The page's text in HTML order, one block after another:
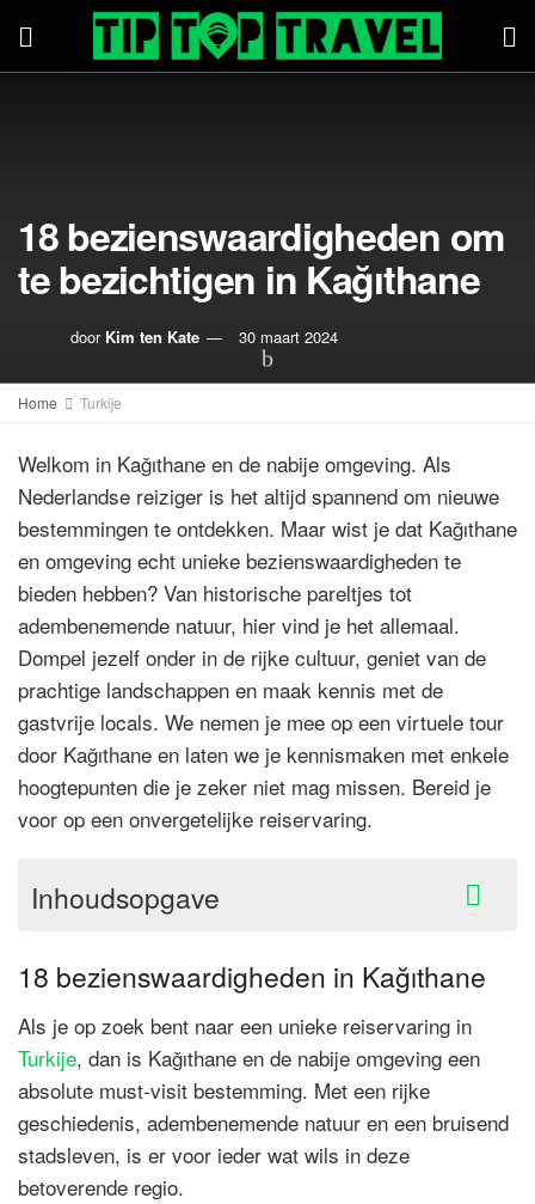
18 bezienswaardigheden om
te bezichtigen in Kağıthane
door Kim ten Kate 30 maart 2024
Home Turkije
Welkom in Kağıthane en de nabije omgeving. Als
Nederlandse reiziger is het altijd spannend om nieuwe
bestemmingen te ontdekken. Maar wist je dat Kağıthane
en omgeving echt unieke bezienswaardigheden te
bieden hebben? Van historische pareltjes tot
adembenemende natuur, hier vind je het allemaal.
Dompel jezelf onder in de rijke cultuur, geniet van de
prachtige landschappen en maak kennis met de
gastvrije locals. We nemen je mee op een virtuele tour
door Kağıthane en laten we je kennismaken met enkele
hoogtepunten die je zeker niet mag missen. Bereid je
voor op een onvergetelijke reiservaring.
Inhoudsopgave
18 bezienswaardigheden in Kağıthane
Als je op zoek bent naar een unieke reiservaring in
Turkije, dan is Kağıthane en de nabije omgeving een
absolute must-visit bestemming. Met een rijke
geschiedenis, adembenemende natuur en een bruisend
stadsleven, is er voor ieder wat wils in deze
betoverende regio.